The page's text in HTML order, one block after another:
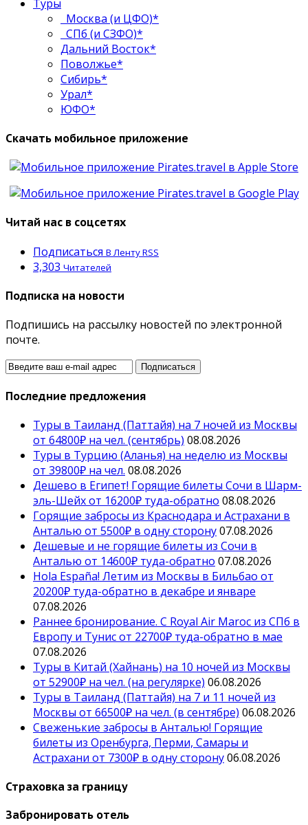
Туры
Москва (и ЦФО)*
СПб (и СЗФО)*
Дальний Восток*
Поволжье*
Сибирь*
Урал*
ЮФО*
Скачать мобильное приложение
Читай нас в соцсетях
Подписаться В Ленту RSS
3,303 Читателей
Подписка на новости
Подпишись на рассылку новостей по электронной
почте.
Последние предложения
Туры в Таиланд (Паттайя) на 7 ночей из Москвы
от 64800₽ на чел. (сентябрь) 08.08.2026
Туры в Турцию (Аланья) на неделю из Москвы
от 39800₽ на чел. 08.08.2026
Дешево в Египет! Горящие билеты Сочи в Шарм-
эль-Шейх от 16200₽ туда-обратно 08.08.2026
Горящие забросы из Краснодара и Астрахани в
Анталью от 5500₽ в одну сторону07.08.2026
Дешевые и не горящие билеты из Сочи в
Анталью от 14600₽ туда-обратно 07.08.2026
Hola España! Летим из Москвы в Бильбао от
20200₽ туда-обратно в декабре и январе
07.08.2026
Раннее бронирование. С Royal Air Maroc из СПб в
Европу и Тунис от 22700₽ туда-обратно в мае
07.08.2026
Туры в Китай (Хайнань) на 10 ночей из Москвы
от 52900₽ на чел. (на регулярке) 06.08.2026
Туры в Таиланд (Паттайя) на 7 и 11 ночей из
Москвы от 66500₽ на чел. (в сентябре) 06.08.2026
Свеженькие забросы в Анталью! Горящие
билеты из Оренбурга, Перми, Самары и
Астрахани от 7300₽ в одну сторону06.08.2026
Страховка за границу
Забронировать отель